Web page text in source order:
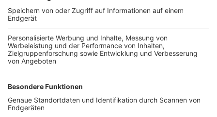
TOP-VEREINE
TOP-PARTNER